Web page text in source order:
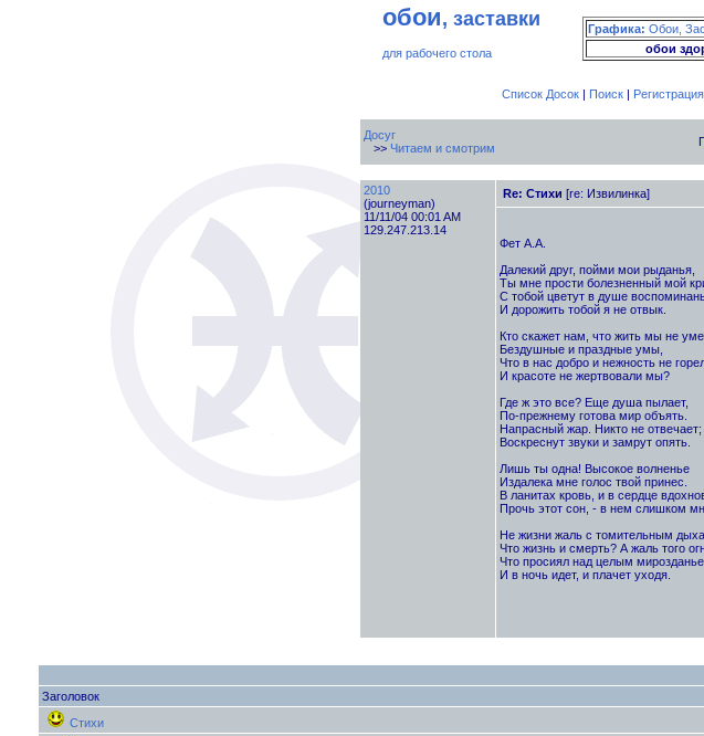
обои, заставки
для рабочего стола
Графика: Обои,
обои
Список Досок| Поиск| Регистрация
Досуг
>> Читаем и смотрим
2010
(journeyman)
11/11/04 00:01 AM
129.247.213.14
Re: Стихи [re: Извилинка]
Фет А.А.
Далекий друг, пойми мои рыданья,
Ты мне прости болезненный мой
С тобой цветут в душе
И дорожить тобой я не отвык.
Кто скажет нам, что жить мы не
Бездушные и праздные умы,
Что в нас добро и нежность не
И красоте не жертвовали мы?
Где ж это все? Еще душа пылает,
По-прежнему готова мир объять.
Напрасный жар. Никто не отвечает;
Воскреснут звуки и замрут опять.
Лишь ты одна! Высокое волненье
Издалека мне голос твой принес.
В ланитах кровь, и в сердце
Прочь этот сон, - в нем слишком
Не жизни жаль с томительным
Что жизнь и смерть? А жаль того
Что просиял над целым
И в ночь идет, и плачет уходя.
Заголовок
Стихи